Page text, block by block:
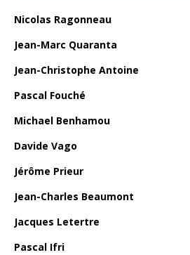
Nicolas Ragonneau
Jean-Marc Quaranta
Jean-Christophe Antoine
Pascal Fouché
Michael Benhamou
Davide Vago
Jérôme Prieur
Jean-Charles Beaumont
Jacques Letertre
Pascal Ifri